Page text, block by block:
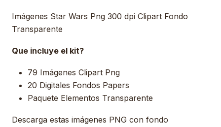
Imágenes Star Wars Png 300 dpi Clipart Fondo
Transparente
Que incluye el kit?
79 Imágenes Clipart Png
20 Digitales Fondos Papers
Paquete Elementos Transparente
Descarga estas imágenes PNG con fondo